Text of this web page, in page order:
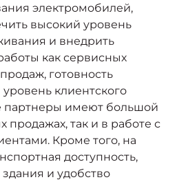
электромобилей,
высокий уровень
и внедрить
как сервисных
готовность
клиентского
партнеры имеют большой
продажах, так и в работе с
Кроме того, на
доступность,
и удобство